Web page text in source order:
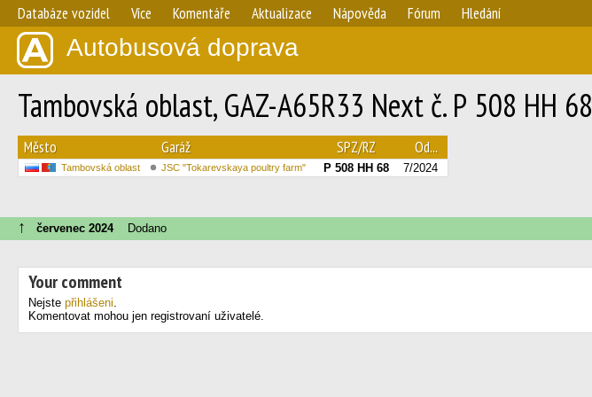
Databáze vozidel Více Komentáře Aktualizace Nápověda Fórum Hledání
Autobusová doprava
Tambovská oblast, GAZ-A65R33 Next č. Р 508 НН 68
Město Garáž SPZ/RZ Od...
Tambovská oblast JSC "Tokarevskaya poultry farm" Р 508 НН 68 7/2024
↑ červenec 2024Dodano
Your comment
Nejste přihlášeni.
Komentovat mohou jen registrovaní uživatelé.